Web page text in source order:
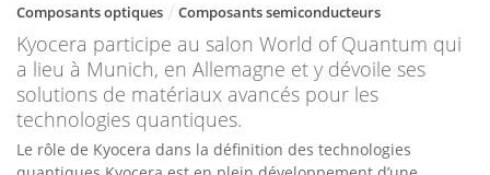
Composants optiques
Composants semiconducteurs
Kyocera participe au salon World of Quantum qui
a lieu à Munich, en Allemagne et y dévoile ses
solutions de matériaux avancés pour les
technologies quantiques.
Le rôle de Kyocera dans la définition des technologies